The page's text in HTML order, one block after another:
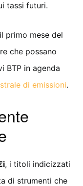
tassi futuri.
primo mese del
che possano
BTP in agenda
di emissioni.
, i titoli indicizzati
di strumenti che